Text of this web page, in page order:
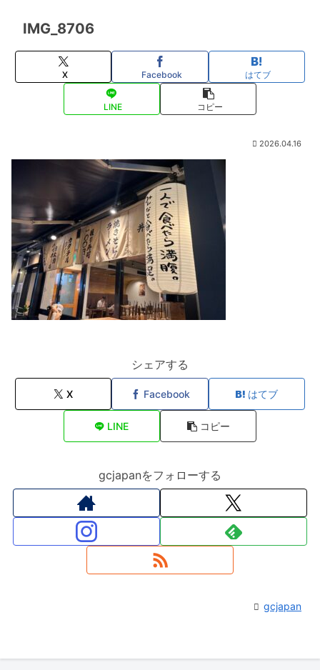
IMG_8706
X Facebook はてブ
LINE コピー
2026.04.16
シェアする
X Facebook はてブ
LINE コピー
gcjapanをフォローする
gcjapan